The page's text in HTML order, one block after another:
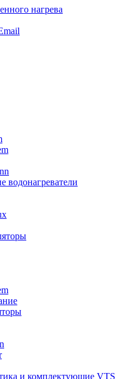
нагрева
водонагреватели
и комплектующие VTS